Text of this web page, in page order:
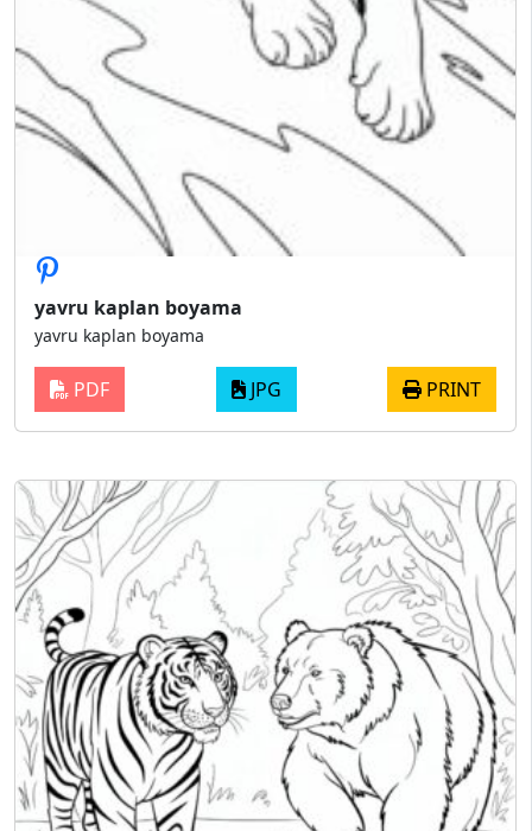
yavru kaplan boyama
yavru kaplan boyama
PDF JPG PRINT